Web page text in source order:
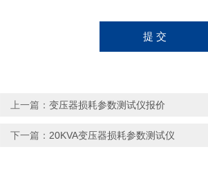
上一篇： 变压器损耗参数测试仪报价
下一篇： 20KVA变压器损耗参数测试仪